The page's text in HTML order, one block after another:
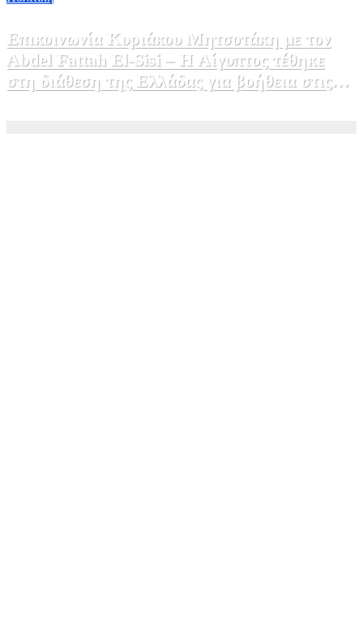
Επικοινωνία Κυριάκου Μητσοτάκη με τον
Abdel Fattah El-Sisi – Η Αίγυπτος τέθηκε
στη διάθεση της Ελλάδας για βοήθεια στις